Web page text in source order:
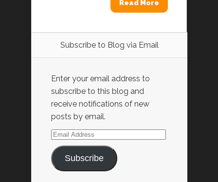
Read More
Subscribe to Blog via Email
Enter your email address to
subscribe to this blog and
receive notifications of new
posts by email.
Email
Address
Subscribe